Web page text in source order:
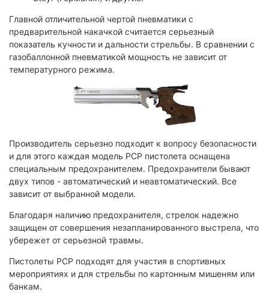
Главной отличительной чертой пневматики с
предварительной накачкой считается серьезный
показатель кучности и дальности стрельбы. В сравнении с
газобаллонной пневматикой мощность не зависит от
температурного режима.
Производитель серьезно подходит к вопросу безопасности
и для этого каждая модель PCP пистолета оснащена
специальным предохранителем. Предохранители бывают
двух типов - автоматический и неавтоматический. Все
зависит от выбранной модели.
Благодаря наличию предохранителя, стрелок надежно
защищен от совершения незапланированного выстрела, что
убережет от серьезной травмы.
Пистолеты PCP подходят для участия в спортивных
мероприятиях и для стрельбы по картонным мишеням или
банкам.